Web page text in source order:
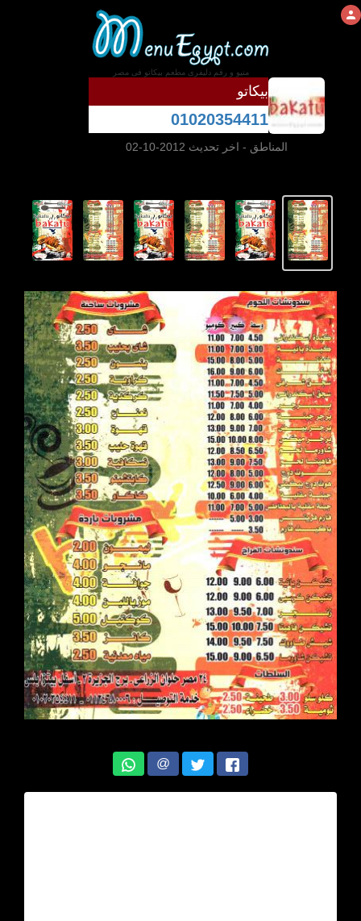
منيو و رقم دليفرى مطعم بيكاتو فى مصر
بيكاتو
01020354411
المناطق - اخر تحديث 2012-10-02
@